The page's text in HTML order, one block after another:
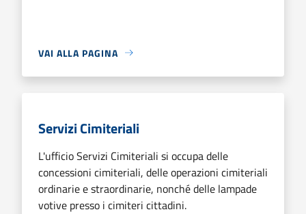
VAI ALLA PAGINA
Servizi Cimiteriali
L'ufficio Servizi Cimiteriali si occupa delle
concessioni cimiteriali, delle operazioni cimiteriali
ordinarie e straordinarie, nonché delle lampade
votive presso i cimiteri cittadini.